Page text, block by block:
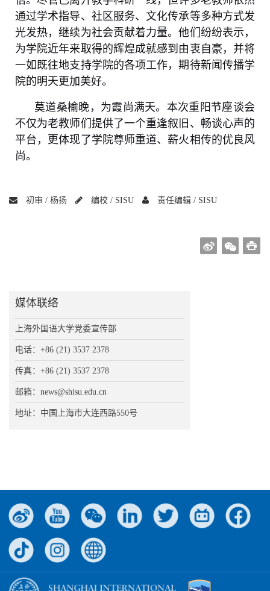
通过学术指导、社区服务、文化传承等多种方式发
光发热，继续为社会贡献着力量。他们纷纷表示，
为学院近年来取得的辉煌成就感到由衷自豪，并将
一如既往地支持学院的各项工作，期待新闻传播学
院的明天更加美好。
莫道桑榆晚，为霞尚满天。本次重阳节座谈会
不仅为老教师们提供了一个重逢叙旧、畅谈心声的
平台，更体现了学院尊师重道、薪火相传的优良风
尚。
初审 / 杨扬 编校 / SISU 责任编辑 / SISU
媒体联络
上海外国语大学党委宣传部
电话：+86 (21) 3537 2378
传真：+86 (21) 3537 2378
邮箱：news@shisu.edu.cn
地址：中国上海市大连西路550号